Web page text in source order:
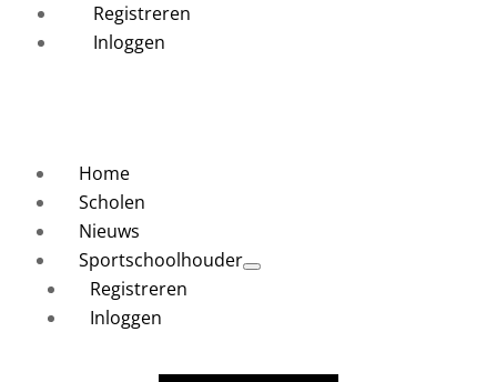
Registreren
Inloggen
Home
Scholen
Nieuws
Sportschoolhouder
Registreren
Inloggen